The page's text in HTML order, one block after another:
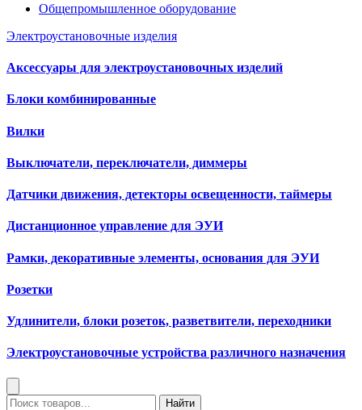
Общепромышленное оборудование
Электроустановочные изделия
Аксессуары для электроустановочных изделий
Блоки комбинированные
Вилки
Выключатели, переключатели, диммеры
Датчики движения, детекторы освещенности, таймеры
Дистанционное управление для ЭУИ
Рамки, декоративные элементы, основания для ЭУИ
Розетки
Удлинители, блоки розеток, разветвители, переходники
Электроустановочные устройства различного назначения
Найти